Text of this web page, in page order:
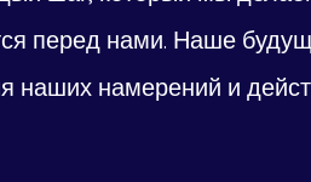
перед нами. Наше
наших намерений и